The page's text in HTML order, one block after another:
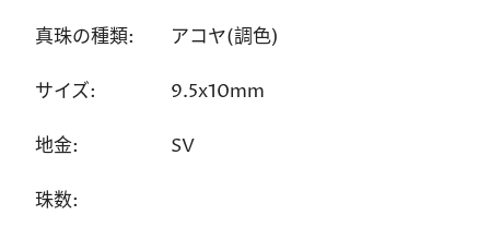
真珠の種類: アコヤ(調色)
サイズ: 9.5x10mm
地金: SV
珠数: